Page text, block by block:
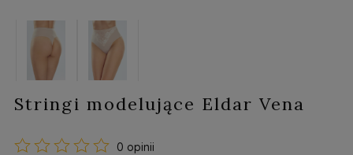
Stringi modelujące Eldar Vena
0 opinii